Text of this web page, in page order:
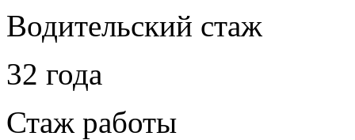
Водительский стаж
32 года
Стаж работы